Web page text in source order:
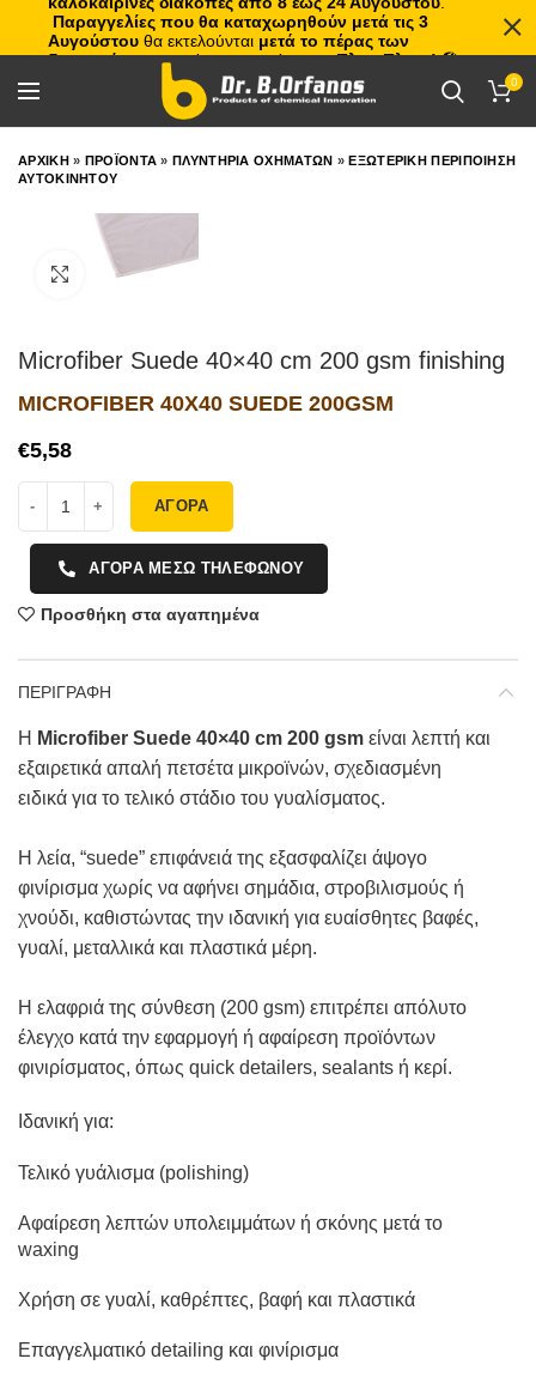
0
ΑΡΧΙΚΗ» ΠΡΟΪΟΝΤΑ »ΠΛΥΝΤΗΡΙΑ ΟΧΗΜΑΤΩΝ »ΕΞΩΤΕΡΙΚΗ ΠΕΡΙΠΟΙΗΣΗ
ΑΥΤΟΚΙΝΗΤΟΥ
Click to enlarge
Microfiber Suede 40×40 cm 200 gsm finishing
MICROFIBER 40X40 SUEDE 200GSM
€
ΑΓΟΡΑ
ΑΓΟΡΑ ΜΕΣΩ ΤΗΛΕΦΩΝΟΥ
Προσθήκη στα αγαπημένα
ΠΕΡΙΓΡΑΦΗ
Η Microfiber Suede 40×40 cm 200 gsm είναι λεπτή και
εξαιρετικά απαλή πετσέτα μικροϊνών, σχεδιασμένη
ειδικά για το τελικό στάδιο του γυαλίσματος.
Η λεία, “suede” επιφάνειά της εξασφαλίζει άψογο
φινίρισμα χωρίς να αφήνει σημάδια, στροβιλισμούς ή
χνούδι, καθιστώντας την ιδανική για ευαίσθητες βαφές,
γυαλί, μεταλλικά και πλαστικά μέρη.
Η ελαφριά της σύνθεση (200 gsm) επιτρέπει απόλυτο
έλεγχο κατά την εφαρμογή ή αφαίρεση προϊόντων
φινιρίσματος, όπως quick detailers, sealants ή κερί.
Ιδανική για:
Τελικό γυάλισμα (polishing)
Αφαίρεση λεπτών υπολειμμάτων ή σκόνης μετά το
waxing
Χρήση σε γυαλί, καθρέπτες, βαφή και πλαστικά
Επαγγελματικό detailing και φινίρισμα
Παραγγελίες που θα καταχωρηθούν μετά τις 3
Αυγούστου θα εκτελούνται μετά το πέρας των
διακοπών, με σειρά προτεραιότητας.Πλιτς Πλατς!🏖️🌊